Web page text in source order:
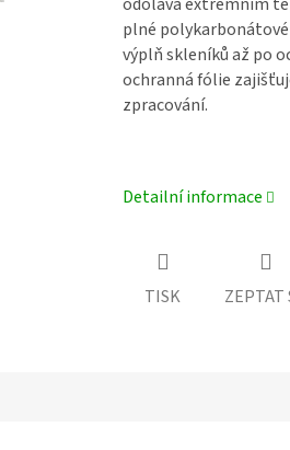
plné polykarbonátové
výplň skleníků až po
ochranná fólie
zpracování.
Detailní informace
TISK ZEPTAT